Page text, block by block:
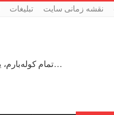
تبلیغات نقشه زمانی سایت
تمام کوله‌بارم، یک قلم و چند ورق کاغذ، می‌گذرم از هزار و یک راه نرفته…